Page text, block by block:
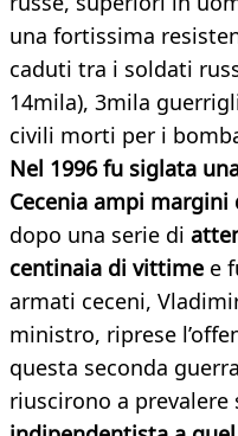
una fortissima
caduti tra i soldati
14mila), 3mila
civili morti per i
Nel 1996 fu siglata
Cecenia ampi
dopo una serie di
centinaia di vittime e
armati ceceni,
ministro, riprese
questa seconda
riuscirono a prevalere